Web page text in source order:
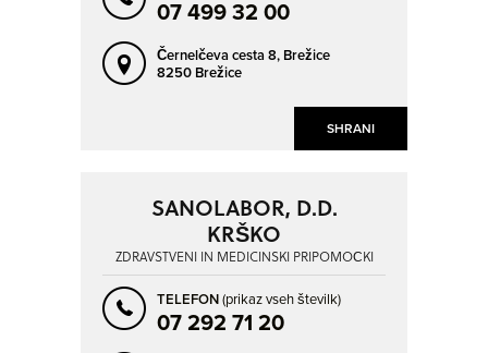
SHRANI
07 499 32 00
Černelčeva cesta 8, Brežice
8250 Brežice
SANOLABOR, D.D.
KRŠKO
ZDRAVSTVENI IN MEDICINSKI PRIPOMOČKI
TELEFON(prikaz vseh številk)
07 292 71 20